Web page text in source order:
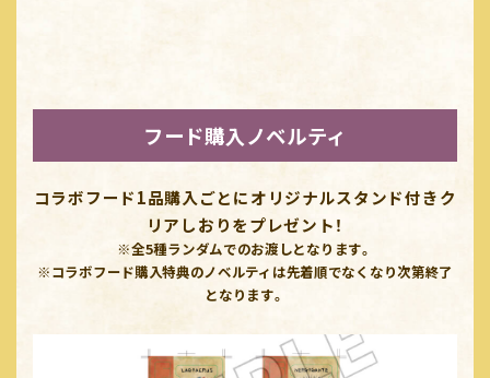
フード購入ノベルティ
コラボフード1品購入ごとにオリジナルスタンド付きク
リアしおりをプレゼント！
※全5種ランダムでのお渡しとなります。
※コラボフード購入特典のノベルティは先着順でなくなり次第終了
となります。